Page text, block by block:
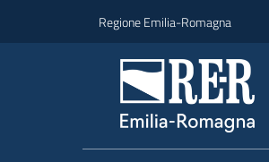
Regione Emilia-Romagna